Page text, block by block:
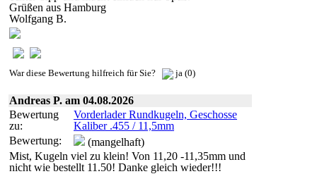
Grüßen aus Hamburg
Wolfgang B.
War diese Bewertung hilfreich für Sie? ja (0)
Andreas P. am 04.08.2026
Bewertung
zu:
Vorderlader Rundkugeln, Geschosse
Kaliber .455 / 11,5mm
Bewertung:
(mangelhaft)
Mist, Kugeln viel zu klein! Von 11,20 -11,35mm und
nicht wie bestellt 11.50! Danke gleich wieder!!!